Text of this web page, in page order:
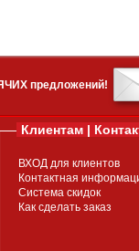
предложений!
Клиентам |
ВХОД для клиентов
Контактная
Система скидок
Как сделать заказ